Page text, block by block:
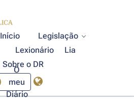
Início
Legislação
Lexionário
Lia
Sobre o DR
O
meu
Diário